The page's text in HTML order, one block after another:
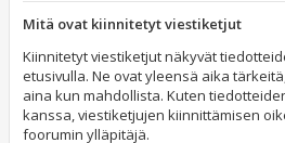
Mitä ovat kiinnitetyt viestiketjut
Kiinnitetyt viestiketjut näkyvät
etusivulla. Ne ovat yleensä aika
aina kun mahdollista. Kuten
kanssa, viestiketjujen kiinnittämisen
foorumin ylläpitäjä.